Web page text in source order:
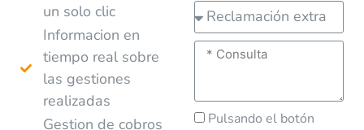
un solo clic
Informacion en
tiempo real sobre
las gestiones
realizadas
Gestion de cobros
Pulsando el botón